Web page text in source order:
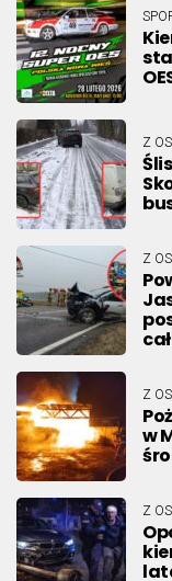
Z
Z
Z
w
Z